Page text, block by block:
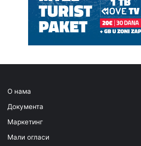
О нама
Документа
Маркетинг
Мали огласи